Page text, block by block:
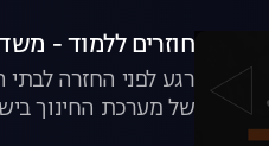
חוזרים ללמוד -
רגע לפני החזרה
של מערכת החינוך